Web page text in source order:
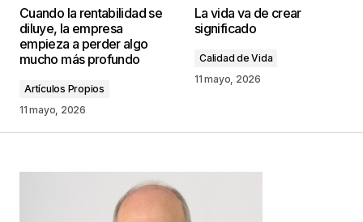
publicada. Los campos obligatorios están
marcados con
Your Name*
Cuando la rentabilidad se
diluye, la empresa
empieza a perder algo
mucho más profundo
Artículos Propios
11 mayo, 2026
La vida va de crear
significado
Calidad de Vida
11 mayo, 2026